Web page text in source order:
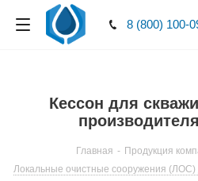
8 (800) 100-
Кессон для
Главная - Продукция
Локальные очистные сооружения (ЛОС)